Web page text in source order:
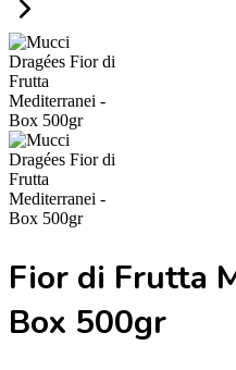
Fior di Frutta
Box 500gr